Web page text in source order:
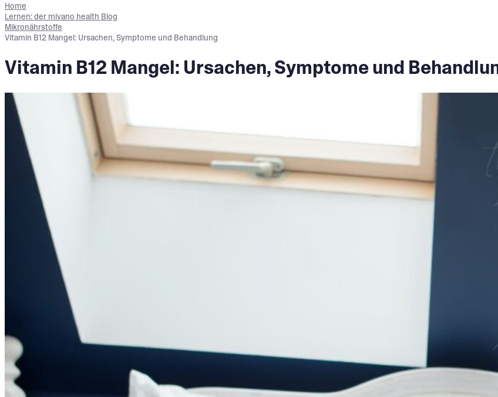
Home
Lernen: der mivano health Blog
Mikronährstoffe
Vitamin B12 Mangel: Ursachen, Symptome und Behandlung
Vitamin B12 Mangel: Ursachen, Symptome und